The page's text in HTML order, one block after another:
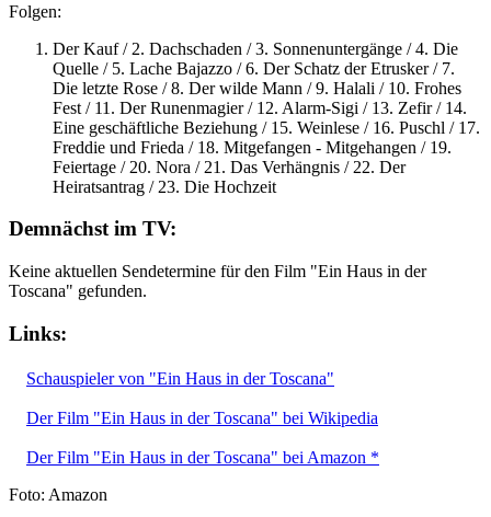
Folgen:
Der Kauf / 2. Dachschaden / 3. Sonnenuntergänge / 4. Die
Quelle / 5. Lache Bajazzo / 6. Der Schatz der Etrusker / 7.
Die letzte Rose / 8. Der wilde Mann / 9. Halali / 10. Frohes
Fest / 11. Der Runenmagier / 12. Alarm-Sigi / 13. Zefir / 14.
Eine geschäftliche Beziehung / 15. Weinlese / 16. Puschl / 17.
Freddie und Frieda / 18. Mitgefangen - Mitgehangen / 19.
Feiertage / 20. Nora / 21. Das Verhängnis / 22. Der
Heiratsantrag / 23. Die Hochzeit
Demnächst im TV:
Keine aktuellen Sendetermine für den Film "Ein Haus in der
Toscana" gefunden.
Links:
Schauspieler von "Ein Haus in der Toscana"
Der Film "Ein Haus in der Toscana" bei Wikipedia
Der Film "Ein Haus in der Toscana" bei Amazon *
Foto: Amazon